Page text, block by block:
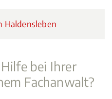
Haldensleben
bei Ihrer
Fachanwalt?